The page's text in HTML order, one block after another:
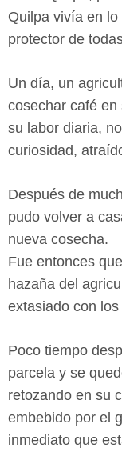
Quilpa vivía en
protector de
Un día, un
cosechar café en
su labor diaria,
curiosidad,
Después de
pudo volver a
nueva cosecha.
Fue entonces
hazaña del
extasiado con
Poco tiempo
parcela y se
retozando en su
embebido por el
inmediato que